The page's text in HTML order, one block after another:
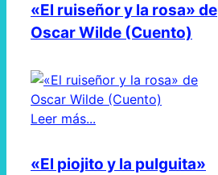
«El ruiseñor y la rosa» de
Oscar Wilde (Cuento)
Leer más...
«El piojito y la pulguita»